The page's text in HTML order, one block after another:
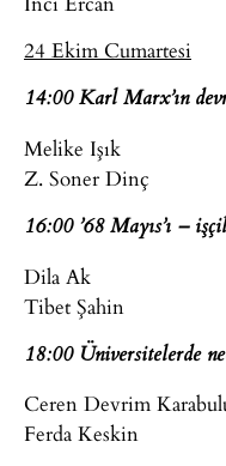
24 Ekim Cumartesi
14:00 Karl Marx’ın
Melike Işık
Z. Soner Dinç
16:00 ’68 Mayıs’ı –
Dila Ak
Tibet Şahin
18:00 Üniversitelerde
Ceren Devrim
Ferda Keskin